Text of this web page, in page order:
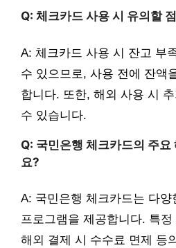
Q: 체크카드 사용 시 유의할
A: 체크카드 사용 시 잔고 부
수 있으므로, 사용 전에 잔액
합니다. 또한, 해외 사용 시
수 있습니다.
Q: 국민은행 체크카드의 주요
요?
A: 국민은행 체크카드는 다양
프로그램을 제공합니다. 특
해외 결제 시 수수료 면제 등